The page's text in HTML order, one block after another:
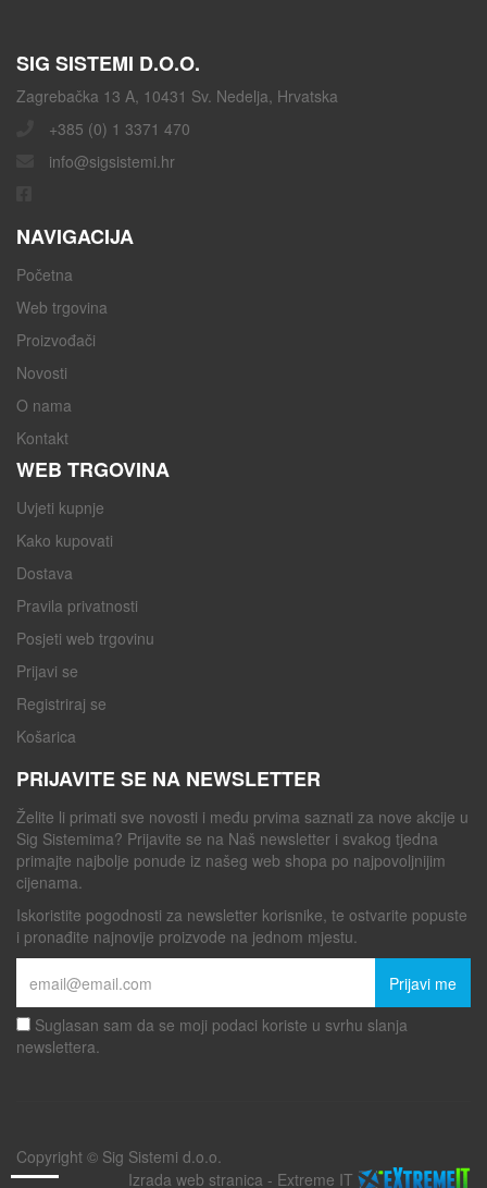
SIG SISTEMI D.O.O.
Zagrebačka 13 A, 10431 Sv. Nedelja, Hrvatska
+385 (0) 1 3371 470
info@sigsistemi.hr
NAVIGACIJA
Početna
Web trgovina
Proizvođači
Novosti
O nama
Kontakt
WEB TRGOVINA
Uvjeti kupnje
Kako kupovati
Dostava
Pravila privatnosti
Posjeti web trgovinu
Prijavi se
Registriraj se
Košarica
PRIJAVITE SE NA NEWSLETTER
Želite li primati sve novosti i među prvima saznati za nove akcije u
Sig Sistemima? Prijavite se na Naš newsletter i svakog tjedna
primajte najbolje ponude iz našeg web shopa po najpovoljnijim
cijenama.
Iskoristite pogodnosti za newsletter korisnike, te ostvarite popuste
i pronađite najnovije proizvode na jednom mjestu.
Prijavi me
Suglasan sam da se moji podaci koriste u svrhu slanja
newslettera.
Copyright © Sig Sistemi d.o.o.
Izrada web stranica - Extreme IT